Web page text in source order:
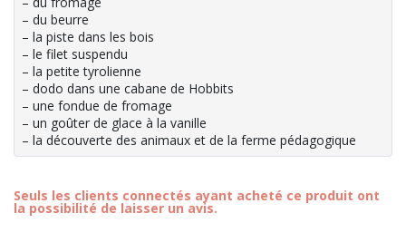
– du beurre
– la piste dans les bois
– le filet suspendu
– la petite tyrolienne
– dodo dans une cabane de Hobbits
– une fondue de fromage
– un goûter de glace à la vanille
– la découverte des animaux et de la ferme pédagogique
Seuls les clients connectés ayant acheté ce produit ont
la possibilité de laisser un avis.